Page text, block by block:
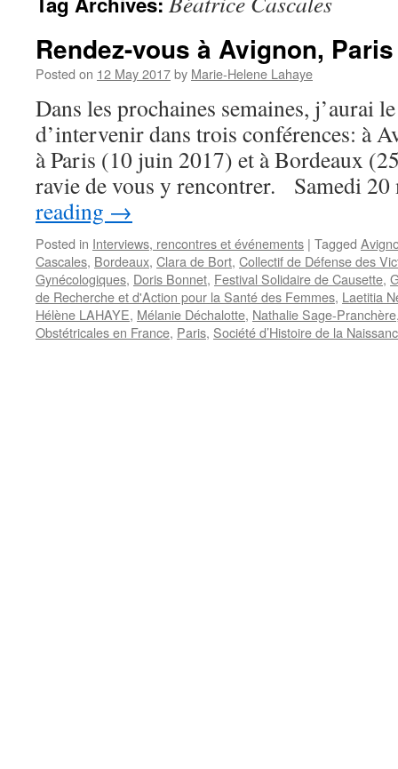
Rendez-vous à Avignon,
Posted on 12 May 2017by Marie-Helene Lahaye
Dans les prochaines semaines, j’aurai
d’intervenir dans trois conférences: à
à Paris (10 juin 2017) et à Bordeaux
ravie de vous y rencontrer. Samedi
reading →
Posted in Interviews, rencontres et événements | Tagged
Cascales, Bordeaux, Clara de Bort, Collectif de Défense des
Gynécologiques, Doris Bonnet, Festival Solidaire de Causette,
de Recherche et d'Action pour la Santé des Femmes, Laetitia
Hélène LAHAYE, Mélanie Déchalotte, Nathalie Sage-Pranchère
Obstétricales en France, Paris, Société d’Histoire de la